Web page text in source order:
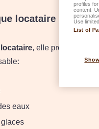
locataire
locataire, elle protège
eaux
profiles
content.
Use
List of